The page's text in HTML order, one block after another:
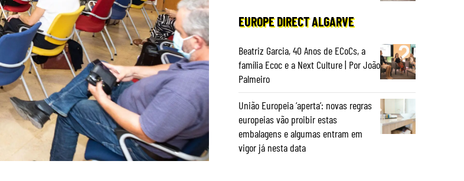
EUROPE DIRECT ALGARVE
Beatriz Garcia, 40 Anos de ECoCs, a
família Ecoc e a Next Culture | Por João
Palmeiro
União Europeia ‘aperta’: novas regras
europeias vão proibir estas
embalagens e algumas entram em
vigor já nesta data